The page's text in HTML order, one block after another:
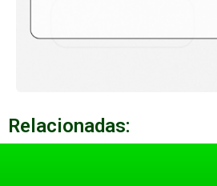
Relacionadas: